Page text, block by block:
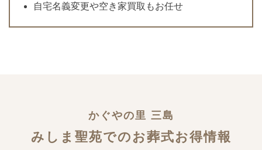
自宅名義変更や空き家買取もお任せ
かぐやの里 三島
みしま聖苑でのお葬式お得情報